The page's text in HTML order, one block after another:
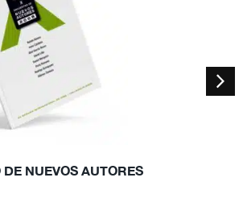
NUEVOS AUTORES